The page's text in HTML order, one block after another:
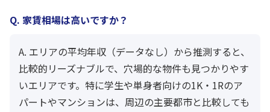
Q. 家賃相場は高いですか？
A. エリアの平均年収（データなし）から推測すると、
比較的リーズナブルで、穴場的な物件も見つかりやす
いエリアです。特に学生や単身者向けの1K・1Rのア
パートやマンションは、周辺の主要都市と比較しても